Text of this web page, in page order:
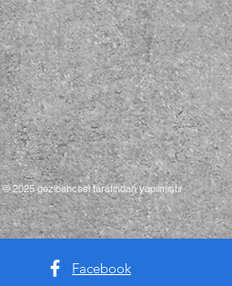
© 2025 gezibahcesi tarafından yapılmıştır
Facebook